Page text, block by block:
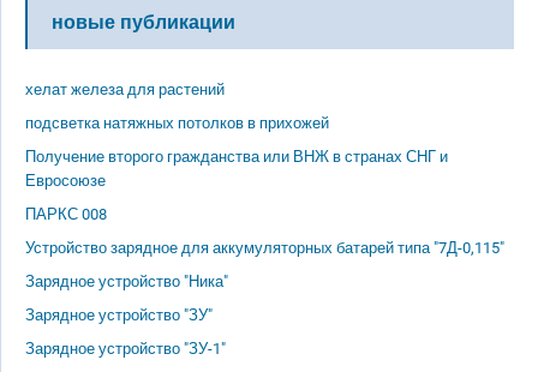
новые публикации
хелат железа для растений
подсветка натяжных потолков в прихожей
Получение второго гражданства или ВНЖ в странах СНГ и
Евросоюзе
ПАРКС 008
Устройство зарядное для аккумуляторных батарей типа "7Д-0,115"
Зарядное устройство "Ника"
Зарядное устройство "ЗУ"
Зарядное устройство "ЗУ-1"